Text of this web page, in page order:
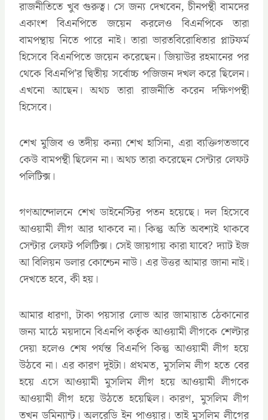
রাজনীতিতে খুব গুরুত্ব। সে জন্য দেখবেন, চীনপন্থী বামদের
একাংশ বিএনপিতে জয়েন করলেও বিএনপিকে তারা
বামপন্থায় নিতে পারে নাই। তারা ভারতবিরোধিতার প্লাটফর্ম
হিসেবে বিএনপিতে জয়েন করেছেন। জিয়াউর রহমানের পর
থেকে বিএনপি’র দ্বিতীয় সর্বোচ্চ পজিজন দখল করে ছিলেন।
এখনো আছেন। অথচ তারা রাজনীতি করেন দক্ষিণপন্থী
হিসেবে।
শেখ মুজিব ও তদীয় কন্যা শেখ হাসিনা, এরা ব্যক্তিগতভাবে
কেউ বামপন্থী ছিলেন না। অথচ তারা করেছেন সেন্টার লেফট
পলিটিক্স।
গণআন্দোলনে শেখ ডাইনেস্টির পতন হয়েছে। দল হিসেবে
আওয়ামী লীগ আর থাকবে না। কিন্তু অতি অবশ্যই থাকবে
সেন্টার লেফট পলিটিক্স। সেই জায়গায় কারা যাবে? দ্যাট ইজ
আ বিলিয়ন ডলার কোশ্চেন নাউ। এর উত্তর আমার জানা নাই।
দেখতে হবে, কী হয়।
আমার ধারণা, টাকা পয়সার লোভ আর জামায়াত ঠেকানোর
জন্য মাঠে ময়দানে বিএনপি কর্তৃক আওয়ামী লীগকে শেল্টার
দেয়া হলেও শেষ পর্যন্ত বিএনপি কিন্তু আওয়ামী লীগ হয়ে
উঠবে না। এর কারণ দুইটা। প্রথমত, মুসলিম লীগ হতে বের
হয়ে এসে আওয়ামী মুসলিম লীগ হয়ে আওয়ামী লীগকে
আওয়ামী লীগ হয়ে উঠতে হয়েছিল। কারণ, মুসলিম লীগ
তখন ডমিন্যান্ট। অলরেডি ইন পাওয়ার। তাই মুসলিম লীগের